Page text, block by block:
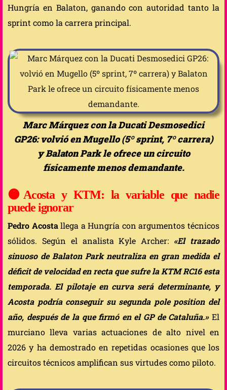
Hungría en Balaton, ganando con autoridad tanto la
sprint como la carrera principal.
Marc Márquez con la Ducati Desmosedici
GP26: volvió en Mugello (5º sprint, 7º carrera)
y Balaton Park le ofrece un circuito
físicamente menos demandante.
🟠 Acosta y KTM: la variable que nadie
puede ignorar
Pedro Acostallega a Hungría con argumentos técnicos
sólidos. Según el analista Kyle Archer: «El trazado
sinuoso de Balaton Park neutraliza en gran medida el
déficit de velocidad en recta que sufre la KTM RC16 esta
temporada. El pilotaje en curva será determinante, y
Acosta podría conseguir su segunda pole position del
año, después de la que firmó en el GP de Cataluña.»El
murciano lleva varias actuaciones de alto nivel en
2026 y ha demostrado en repetidas ocasiones que los
circuitos técnicos amplifican sus virtudes como piloto.